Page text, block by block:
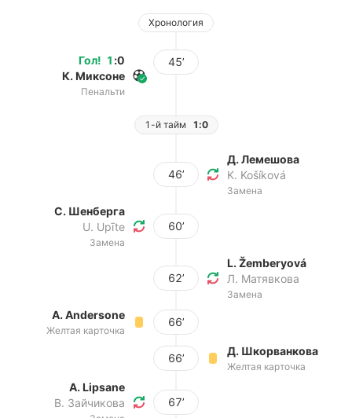
Хронология
Гол! 1 :0
К. Миксоне
Пенальти
45’
1-й тайм 1:0
46’
Д. Лемешова
K. Košíková
Замена
С. Шенберга
U. Upīte
Замена
60’
62’
L. Žemberyová
Л. Матявкова
Замена
A. Andersone
Желтая карточка
66’
66’
Д. Шкорванкова
Желтая карточка
A. Lipsane
В. Зайчикова
67’